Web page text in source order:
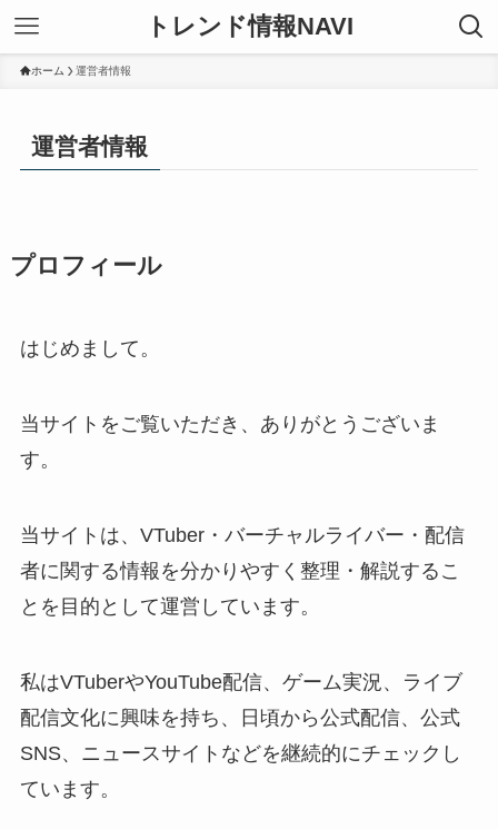
トレンド情報NAVI
ホーム 運営者情報
運営者情報
プロフィール
はじめまして。
当サイトをご覧いただき、ありがとうございま
す。
当サイトは、VTuber・バーチャルライバー・配信
者に関する情報を分かりやすく整理・解説するこ
とを目的として運営しています。
私はVTuberやYouTube配信、ゲーム実況、ライブ
配信文化に興味を持ち、日頃から公式配信、公式
SNS、ニュースサイトなどを継続的にチェックし
ています。